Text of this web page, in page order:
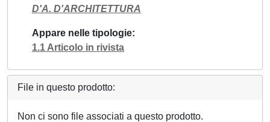
D'A. D'ARCHITETTURA
Appare nelle tipologie
1.1 Articolo in rivista
File in questo prodotto:
Non ci sono file associati a questo prodotto.